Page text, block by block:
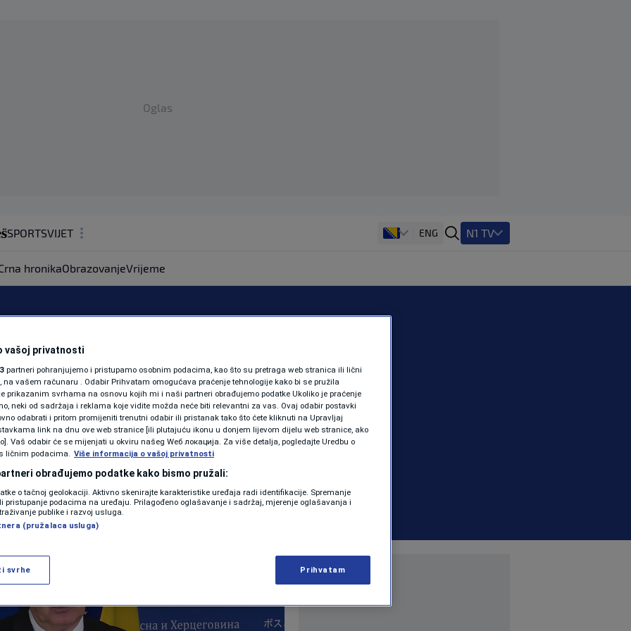
Oglas
SPORTSVIJET
ZDRAVLJE
SHOWBIZ
PODCAST
N1 SPECIJAL
FENOMENI
NEISTRAŽENO
VIRALNO
VIDEO
ENG N1 TV
hronikaObrazovanjeVrijeme
EPP-a
> 20:22 | VIJESTI | 0 komentara
Više
vašoj privatnosti
partneri pohranjujemo i pristupamo osobnim podacima, kao što su pretraga web stranica ili lični
na vašem računaru . Odabir Prihvatam omogućava praćenje tehnologije kako bi se pružila
prikazanim svrhama na osnovu kojih mi i naši partneri obrađujemo podatke Ukoliko je praćenje
neki od sadržaja i reklama koje vidite možda neće biti relevantni za vas. Ovaj odabir postavki
odabrati i pritom promijeniti trenutni odabir ili pristanak tako što ćete kliknuti na Upravljaj
link na dnu ove web stranice [ili plutajuću ikonu u donjem lijevom dijelu web stranice, ako
Vaš odabir će se mijenjati u okviru našeg Wеб локација. Za više detalja, pogledajte Uredbu o
ličnim podacima. Više informacija o vašoj privatnosti
obrađujemo podatke kako bismo pružali:
o tačnoj geolokaciji. Aktivno skenirajte karakteristike uređaja radi identifikacije. Spremanje
pristupanje podacima na uređaju. Prilagođeno oglašavanje i sadržaj, mjerenje oglašavanja i
publike i razvoj usluga.
(pružalaca usluga)
svrhe Prihvatam